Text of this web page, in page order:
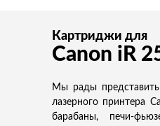
Картриджи для
Canon iR
Мы рады
лазерного принтера
барабаны, печи-